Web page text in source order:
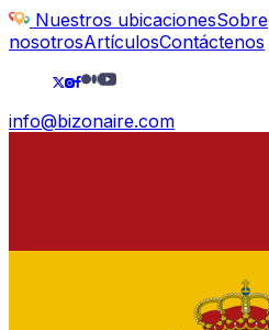
Nuestros ubicacionesSobre
nosotrosArtículosContáctenos
info@bizonaire.com